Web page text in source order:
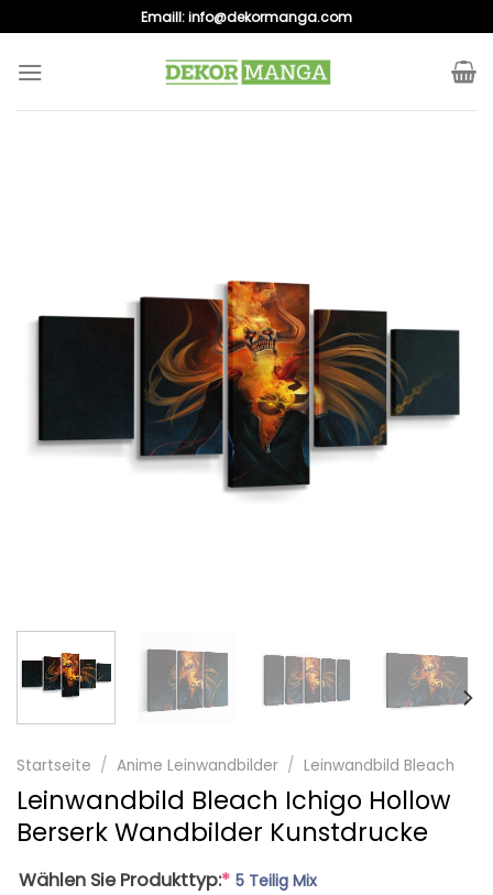
to
content
Emaill:info@dekormanga.com
Startseite / Anime Leinwandbilder / Leinwandbild Bleach
Leinwandbild Bleach Ichigo Hollow
Berserk Wandbilder Kunstdrucke
Wählen Sie Produkttyp:* 5 Teilig Mix